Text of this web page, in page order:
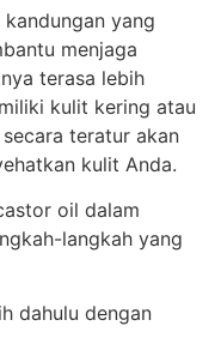
yang
menjaga
terasa lebih
kulit kering atau
teratur akan
kulit Anda.
oil dalam
langkah yang
dahulu dengan